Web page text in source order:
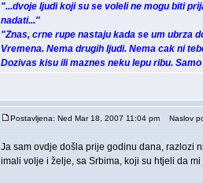
"...dvoje ljudi koji su se voleli ne mogu biti
nadati..."
"Znas, crne rupe nastaju kada se um ubrza
Vremena. Nema drugih ljudi. Nema cak ni
Dozivas kisu ili maznes neku lepu ribu.
Postavljena: Ned Mar 18, 2007 11:04 pm Naslov
Ja sam ovdje došla prije godinu dana, razlozi
imali volje i želje, sa Srbima, koji su htjeli da